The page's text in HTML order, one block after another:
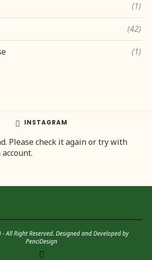
(1)
(42)
(1)
INSTAGRAM
Please check it again or try with
All Right Reserved. Designed and Developed by
PenciDesign